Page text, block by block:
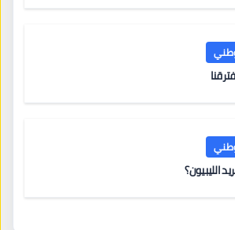
الليبيون؟